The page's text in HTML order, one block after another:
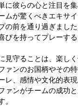
に彼らの心と注目を
ムが驚くべきエキサ
の前を通り過ぎまし
びを持ってプレーす
見守ることは、楽し
ァンのお国柄やその
レ、感情や文化的表
ァンがチームの成功